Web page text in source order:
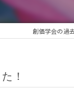
創価学会の過
！